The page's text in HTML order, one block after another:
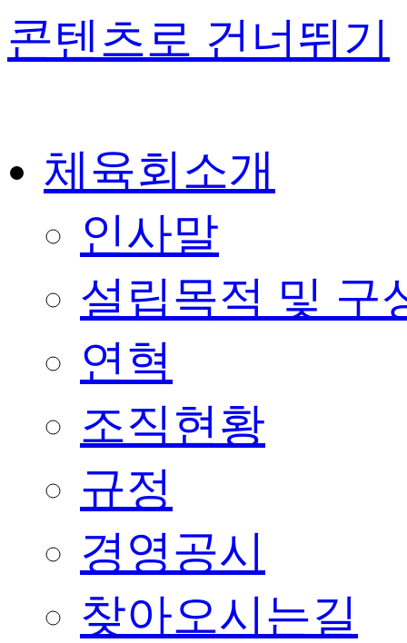
콘텐츠로 건너뛰기
체육회소개
인사말
설립목적 및 구
연혁
조직현황
규정
경영공시
찾아오시는길